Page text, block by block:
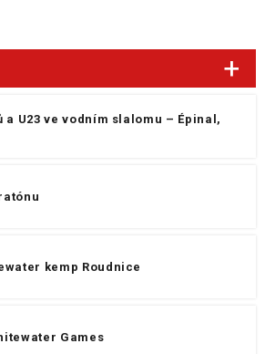
a U23 ve vodním slalomu – Épinal,
kemp Roudnice
Games